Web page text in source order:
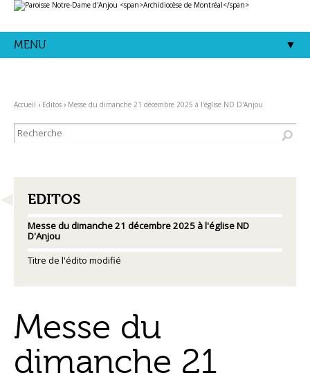
Aller
au
|
Aller
Outils
personnels
MENU
Accueil › Editos › Messe du dimanche 21 décembre 2025 à l'église ND D'Anjou
NAVIGATION
EDITOS
Messe du dimanche 21 décembre 2025 à l'église ND
D'Anjou
Titre de l'édito modifié
Messe du
dimanche 21